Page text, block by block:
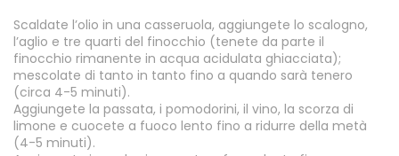
Scaldate l’olio in una casseruola, aggiungete lo scalogno,
l’aglio e tre quarti del finocchio (tenete da parte il
finocchio rimanente in acqua acidulata ghiacciata);
mescolate di tanto in tanto fino a quando sarà tenero
(circa 4-5 minuti).
Aggiungete la passata, i pomodorini, il vino, la scorza di
limone e cuocete a fuoco lento fino a ridurre della metà
(4-5 minuti).